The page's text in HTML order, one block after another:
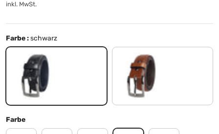
inkl. MwSt.
Farbe :schwarz
schwarz cognac - braun
Farbe